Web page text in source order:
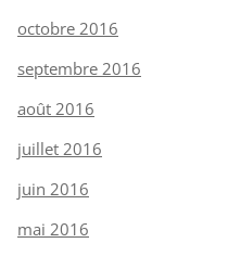
octobre 2016
septembre 2016
août 2016
juillet 2016
juin 2016
mai 2016